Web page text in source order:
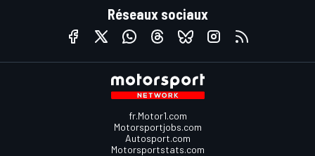
Réseaux sociaux
fr.Motor1.com
Motorsportjobs.com
Autosport.com
Motorsportstats.com